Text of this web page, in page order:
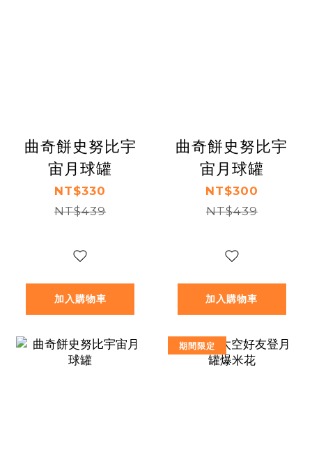
曲奇餅史努比宇
宙月球罐
NT$330
NT$439
加入購物車
曲奇餅史努比宇
宙月球罐
NT$300
NT$439
加入購物車
期間限定